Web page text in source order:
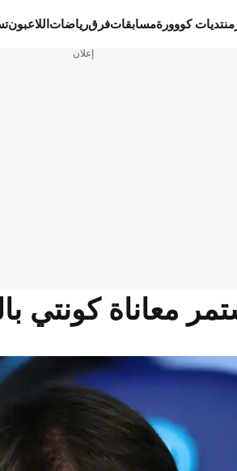
منتديات كووورةمسابقاتفرقرياضات اللاعبون
إعلان
معاناة كونتي